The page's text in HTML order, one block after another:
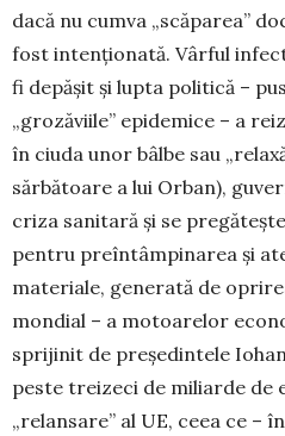
dacă nu cum­va „scăparea”
fost inten­țio­nată. Vârful
fi depășit și lupta politică –
„grozăviile” epi­demice – a
în ciuda unor bâlbe sau
sărbătoare a lui Orban),
criza sanitară și se
pentru preîntâmpinarea și
materiale, generată de
mondial – a motoarelor
sprijinit de președintele
peste treizeci de miliarde de
„relansare” al UE, ceea ce –